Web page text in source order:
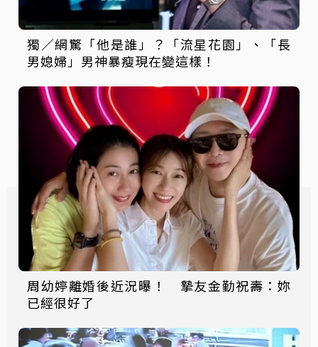
獨／網驚「他是誰」？「流星花園」、「長
男媳婦」男神暴瘦現在變這樣！
周幼婷離婚後近況曝！ 摯友金勤祝壽：妳
已經很好了